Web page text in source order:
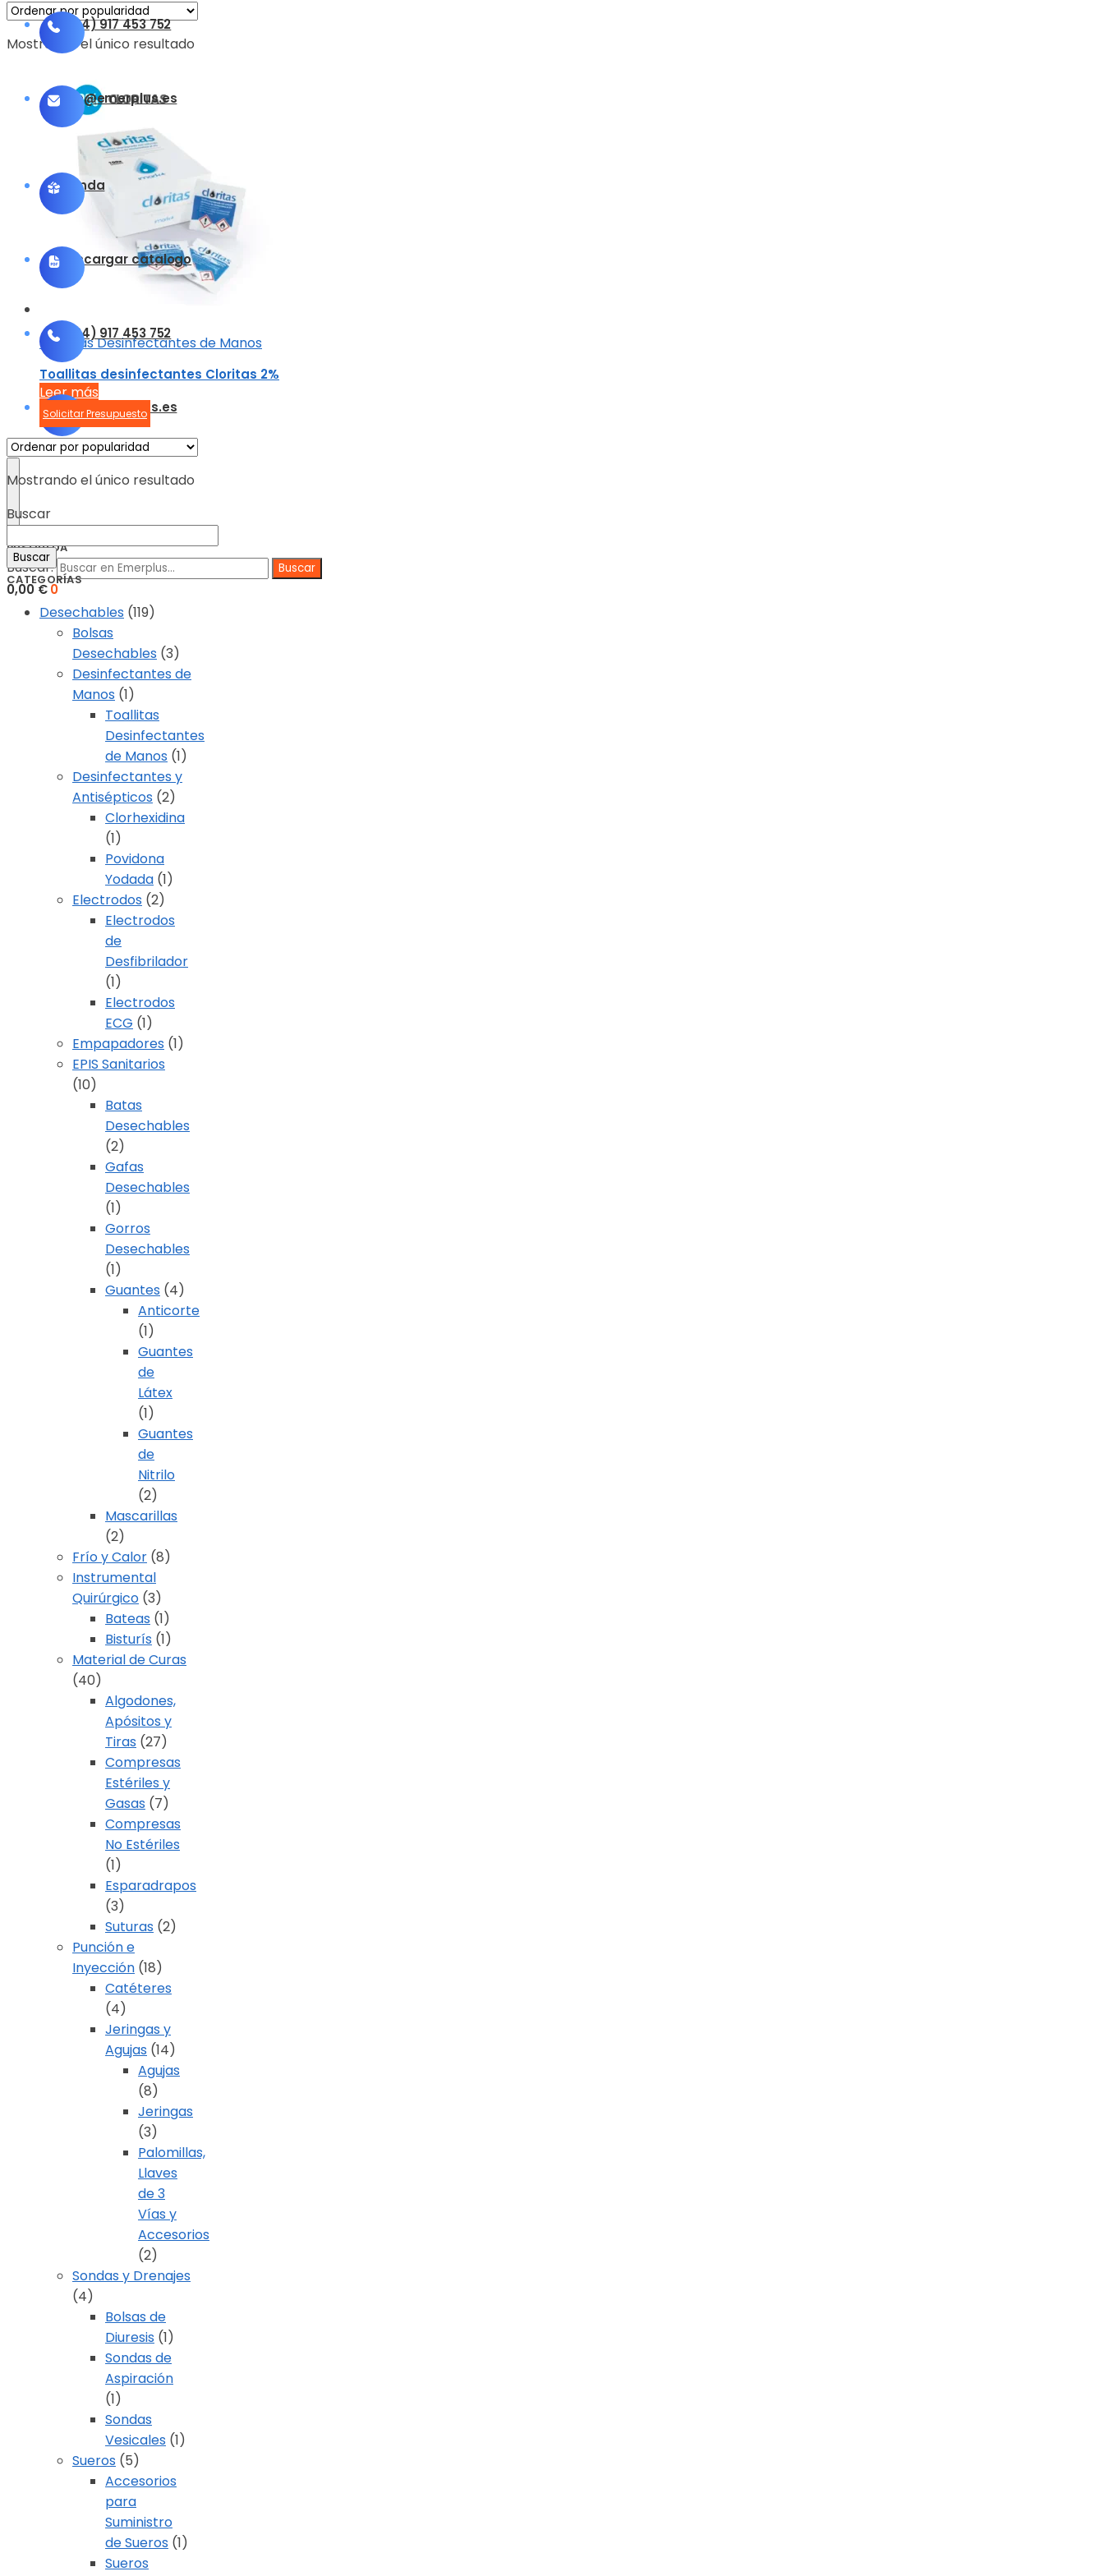
(+34) 917 453 752
info@emerplus.es
Tienda
Descargar catalogo
(+34) 917 453 752
info@emerplus.es
BÚSQUEDA
Buscar:
0,00 € 0
Mostrando el único resultado
Toallitas Desinfectantes de Manos
Toallitas desinfectantes Cloritas 2%
Leer más
Solicitar Presupuesto
Mostrando el único resultado
Buscar
Buscar
CATEGORÍAS
Desechables (119)
Bolsas
Desechables (3)
Desinfectantes de
Manos (1)
Toallitas
Desinfectantes
de Manos (1)
Desinfectantes y
Antisépticos (2)
Clorhexidina
(1)
Povidona
Yodada (1)
Electrodos (2)
Electrodos
de
Desfibrilador
(1)
Electrodos
ECG (1)
Empapadores (1)
EPIS Sanitarios
(10)
Batas
Desechables
(2)
Gafas
Desechables
(1)
Gorros
Desechables
(1)
Guantes (4)
Anticorte
(1)
Guantes
de
Látex
(1)
Guantes
de
Nitrilo
(2)
Mascarillas
(2)
Frío y Calor (8)
Instrumental
Quirúrgico (3)
Bateas (1)
Bisturís (1)
Material de Curas
(40)
Algodones,
Apósitos y
Tiras (27)
Compresas
Estériles y
Gasas (7)
Compresas
No Estériles
(1)
Esparadrapos
(3)
Suturas (2)
Punción e
Inyección (18)
Catéteres
(4)
Jeringas y
Agujas (14)
Agujas
(8)
Jeringas
(3)
Palomillas,
Llaves
de 3
Vías y
Accesorios
(2)
Sondas y Drenajes
(4)
Bolsas de
Diuresis (1)
Sondas de
Aspiración
(1)
Sondas
Vesicales (1)
Sueros (5)
Accesorios
para
Suministro
de Sueros (1)
Sueros